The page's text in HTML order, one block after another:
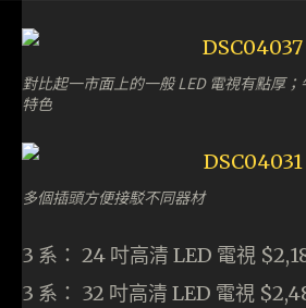
對比起一市面上的一般 LED 電視有點厚
特色
多個插頭方便接駁不同器材
3 系： 24 吋高清 LED 電視
3 系： 32 吋高清 LED 電視